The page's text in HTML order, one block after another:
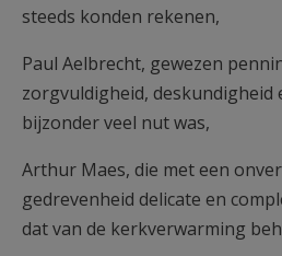
steeds konden rekenen,
Paul Aelbrecht, gewezen
zorgvuldigheid, deskundigheid
bijzonder veel nut was,
Arthur Maes, die met een
gedrevenheid delicate en
dat van de kerkverwarming